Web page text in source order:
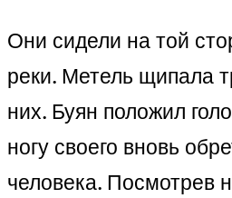
Они сидели на той
реки. Метель щипала
них. Буян положил
ногу своего вновь
человека. Посмотрев